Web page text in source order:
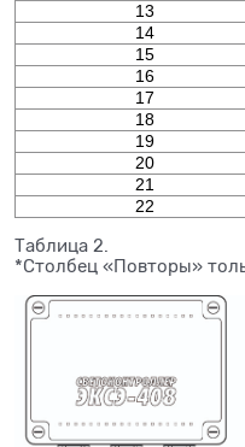
13
14
15
16
17
18
19
20
21
22
Таблица 2.
*Столбец «Повторы»